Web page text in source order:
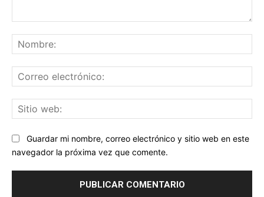
Guardar mi nombre, correo electrónico y sitio web en este
navegador la próxima vez que comente.